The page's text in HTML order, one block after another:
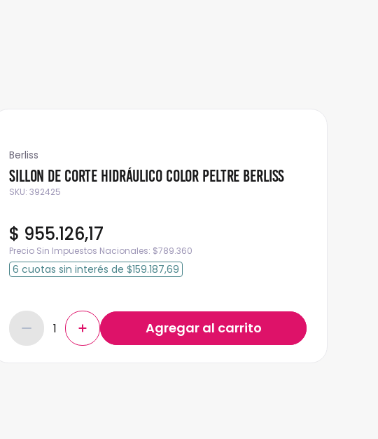
Berliss
Sillon de Corte Hidráulico Color Peltre Berliss
SKU: 392425
$ 955.126,17
Precio Sin Impuestos Nacionales: $789.360
6 cuotas sin interés de $159.187,69